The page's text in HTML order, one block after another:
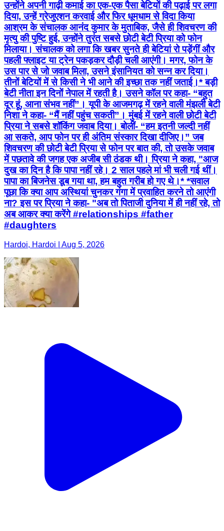
उन्होंने अपनी गाढ़ी कमाई का एक-एक पैसा बेटियों की पढ़ाई पर लगा
दिया, उन्हें ग्रेजुएशन करवाई और फिर धूमधाम से विदा किया
आश्रम के संचालक आनंद कुमार के मुताबिक, जैसे ही शिवचरण की
मृत्यु की पुष्टि हुई, उन्होंने तुरंत सबसे छोटी बेटी प्रिया को फोन
मिलाया। संचालक को लगा कि खबर सुनते ही बेटियां रो पड़ेंगीं और
पहली फ्लाइट या ट्रेन पकड़कर दौड़ी चली आएंगी। मगर, फोन के
उस पार से जो जवाब मिला, उसने इंसानियत को सन्न कर दिया।
तीनों बेटियों में से किसी ने भी आने की इच्छा तक नहीं जताई।* बड़ी
बेटी नीता इन दिनों नेपाल में रहती है। उसने कॉल पर कहा- “बहुत
दूर हूं, आना संभव नहीं”। यूपी के आजमगढ़ में रहने वाली मंझली बेटी
निशा ने कहा- “मैं नहीं पहुंच सकती”। मुंबई में रहने वाली छोटी बेटी
प्रिया ने सबसे शॉकिंग जवाब दिया। बोलीं- “हम इतनी जल्दी नहीं
आ सकते, आप फोन पर ही अंतिम संस्कार दिखा दीजिए।” जब
शिवचरण की छोटी बेटी प्रिया से फोन पर बात की, तो उसके जवाब
में पछतावे की जगह एक अजीब सी ठंडक थी। प्रिया ने कहा, "आज
दुख का दिन है कि पापा नहीं रहे। 2 साल पहले मां भी चली गई थीं।
पापा का बिजनेस डूब गया था, हम बहुत गरीब हो गए थे।* *सवाल
पूछा कि क्या आप अस्थियां चुनकर गंगा में प्रवाहित करने तो आएंगी
ना? इस पर प्रिया ने कहा- "अब तो पिताजी दुनिया में ही नहीं रहे, तो
अब आकर क्या करेंगे #relationships #father
#daughters
Hardoi, Hardoi | Aug 5, 2026